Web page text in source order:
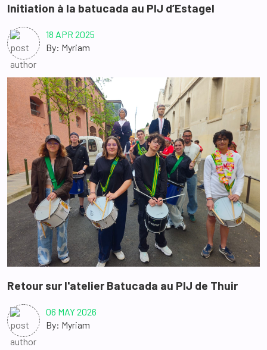
Initiation à la batucada au PIJ d’Estagel
18 APR 2025
By: Myriam
Retour sur l'atelier Batucada au PIJ de Thuir
06 MAY 2026
By: Myriam